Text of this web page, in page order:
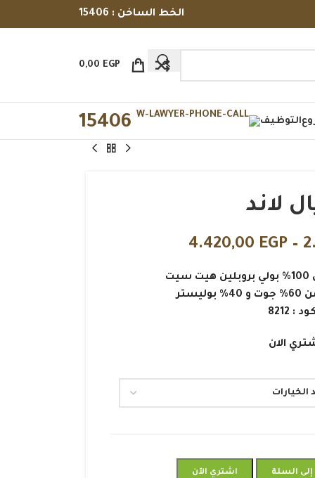
الخط الساخن : 15406
0,00 EGP
التوظيف 15406
لاند
–
4.420,00 EGP
: 8212
الان
إلى السلة اشتري الآن